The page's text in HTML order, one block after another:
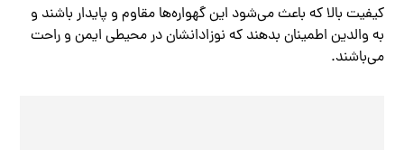
کیفیت بالا که باعث می‌شود این گهواره‌ها مقاوم و پایدار باشند و
به والدین اطمینان بدهند که نوزادانشان در محیطی ایمن و راحت
می‌باشند.